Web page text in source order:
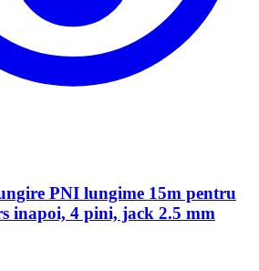
PNI lungime 15m pentru
inapoi, 4 pini, jack 2.5 mm